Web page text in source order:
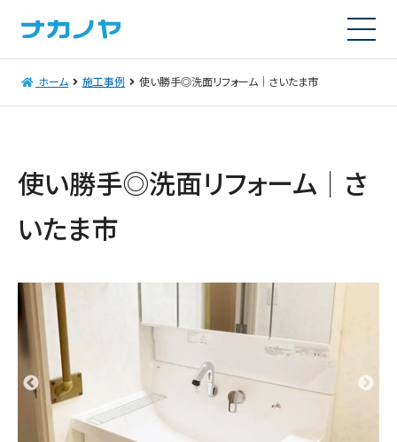
ホーム 施工事例 使い勝手◎洗面リフォーム｜さいたま市
使い勝手◎洗面リフォーム｜さ
いたま市